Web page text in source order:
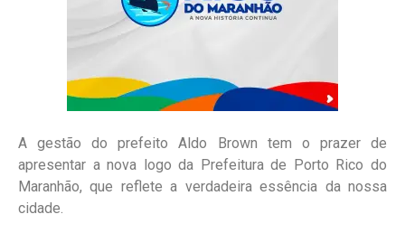
A gestão do prefeito Aldo Brown tem o prazer de
apresentar a nova logo da Prefeitura de Porto Rico do
Maranhão, que reflete a verdadeira essência da nossa
cidade.